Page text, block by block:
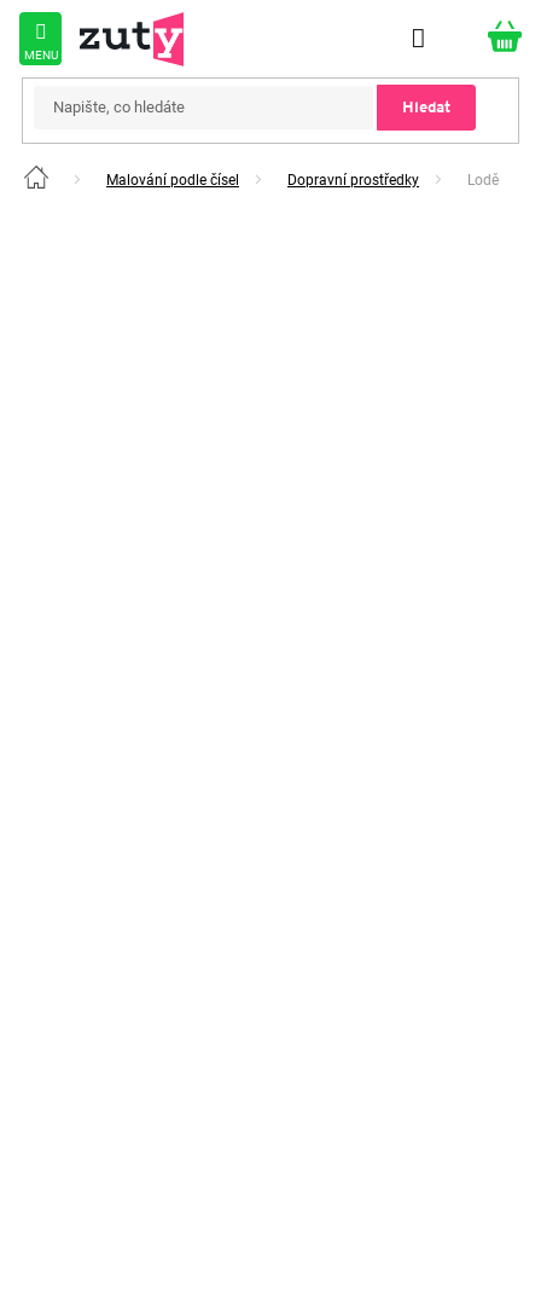
Přejít
obsah
Hledat
Domů Malování podle čísel Dopravní prostředky Lodě